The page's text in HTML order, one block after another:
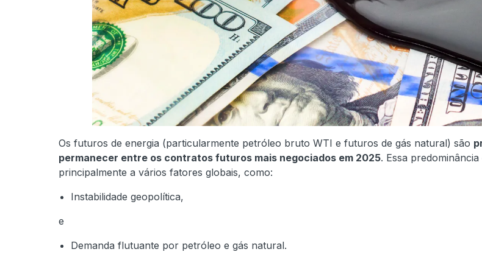
Os futuros de energia (particularmente petróleo bruto WTI e futuros de gás natural) são
permanecer entre os contratos futuros mais negociados em 2025. Essa predominância
principalmente a vários fatores globais, como:
Instabilidade geopolítica,
e
Demanda flutuante por petróleo e gás natural.